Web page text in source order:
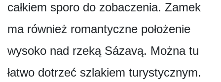
całkiem sporo do zobaczenia. Zamek
ma również romantyczne położenie
wysoko nad rzeką Sázavą. Można tu
łatwo dotrzeć szlakiem turystycznym.